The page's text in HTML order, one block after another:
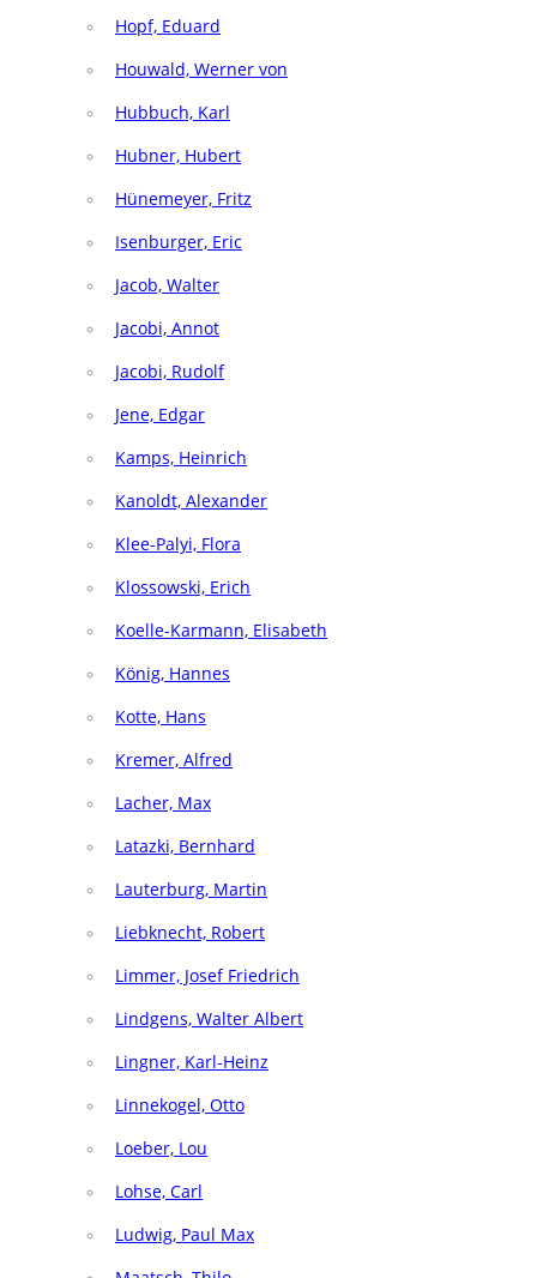
Hopf, Eduard
Houwald, Werner von
Hubbuch, Karl
Hubner, Hubert
Hünemeyer, Fritz
Isenburger, Eric
Jacob, Walter
Jacobi, Annot
Jacobi, Rudolf
Jene, Edgar
Kamps, Heinrich
Kanoldt, Alexander
Klee-Palyi, Flora
Klossowski, Erich
Koelle-Karmann, Elisabeth
König, Hannes
Kotte, Hans
Kremer, Alfred
Lacher, Max
Latazki, Bernhard
Lauterburg, Martin
Liebknecht, Robert
Limmer, Josef Friedrich
Lindgens, Walter Albert
Lingner, Karl-Heinz
Linnekogel, Otto
Loeber, Lou
Lohse, Carl
Ludwig, Paul Max